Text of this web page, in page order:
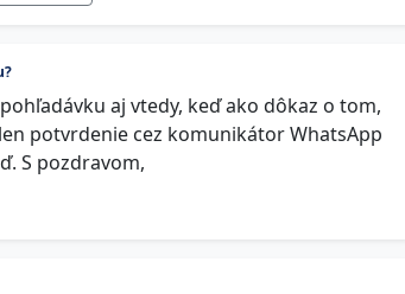
aj vtedy, keď ako dôkaz o tom,
potvrdenie cez komunikátor WhatsApp
S pozdravom,